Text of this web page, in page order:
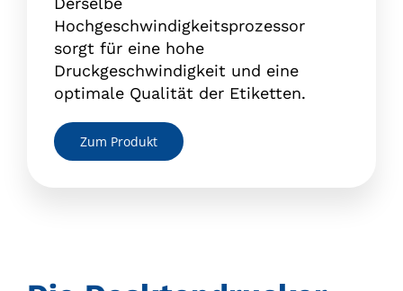
Hochgeschwindigkeitsprozessor
sorgt für eine hohe
Druckgeschwindigkeit und eine
optimale Qualität der Etiketten.
Zum Produkt